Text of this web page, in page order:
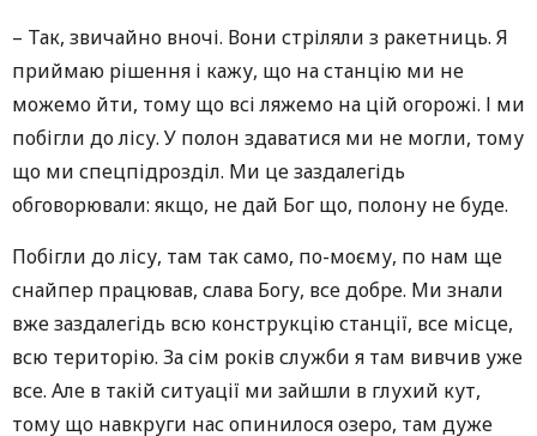
– Так, звичайно вночі. Вони стріляли з ракетниць. Я
приймаю рішення і кажу, що на станцію ми не
можемо йти, тому що всі ляжемо на цій огорожі. І ми
побігли до лісу. У полон здаватися ми не могли, тому
що ми спецпідрозділ. Ми це заздалегідь
обговорювали: якщо, не дай Бог що, полону не буде.
Побігли до лісу, там так само, по-моєму, по нам ще
снайпер працював, слава Богу, все добре. Ми знали
вже заздалегідь всю конструкцію станції, все місце,
всю територію. За сім років служби я там вивчив уже
все. Але в такій ситуації ми зайшли в глухий кут,
тому що навкруги нас опинилося озеро, там дуже